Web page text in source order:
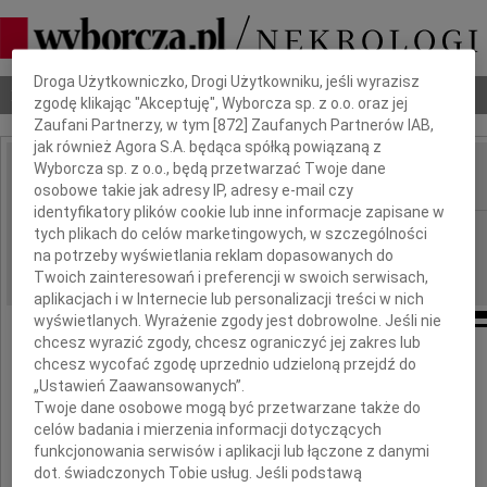
Nekrologi Odeszli Poradnik pogrzebowy
IMIĘ I NAZWISKO:
REGION: Płock
DATA EMISJI: 29.06.2026
Naszej Koleżance
Julicie Kalinowskiej
Dbamy o Twoją prywatność
Droga Użytkowniczko, Drogi Użytkowniku, jeśli wyrazisz
zgodę klikając "Akceptuję", Wyborcza sp. z o.o. oraz jej
Zaufani Partnerzy, w tym [872 ] Zaufanych Partnerów IAB,
jak również Agora S.A. będąca spółką powiązaną z
Wyborcza sp. z o.o., będą przetwarzać Twoje dane
osobowe takie jak adresy IP, adresy e-mail czy
identyfikatory plików cookie lub inne informacje zapisane w
tych plikach do celów marketingowych, w szczególności
na potrzeby wyświetlania reklam dopasowanych do
Twoich zainteresowań i preferencji w swoich serwisach,
aplikacjach i w Internecie lub personalizacji treści w nich
wyświetlanych. Wyrażenie zgody jest dobrowolne. Jeśli nie
chcesz wyrazić zgody, chcesz ograniczyć jej zakres lub
chcesz wycofać zgodę uprzednio udzieloną przejdź do
„Ustawień Zaawansowanych”.
Twoje dane osobowe mogą być przetwarzane także do
celów badania i mierzenia informacji dotyczących
funkcjonowania serwisów i aplikacji lub łączone z danymi
dot. świadczonych Tobie usług. Jeśli podstawą